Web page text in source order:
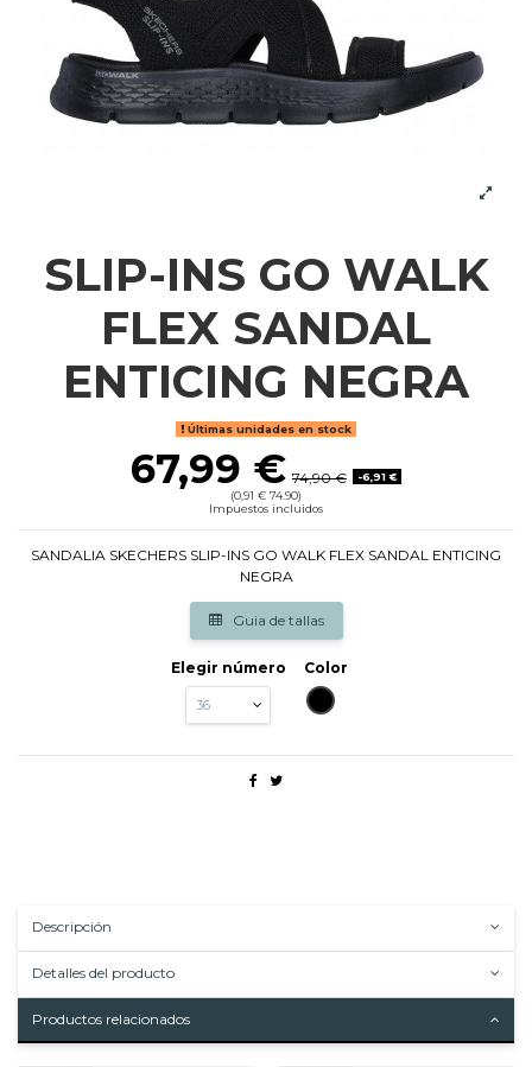
SLIP-INS GO WALK
FLEX SANDAL
ENTICING NEGRA
Últimas unidades en stock
67,99 € 74,90 €
-6,91 €
(0,91 € 74.90)
Impuestos incluidos
SANDALIA SKECHERS SLIP-INS GO WALK FLEX SANDAL ENTICING
NEGRA
Guia de tallas
Elegir número
Color
NEGRO
Descripción
Detalles del producto
Productos relacionados